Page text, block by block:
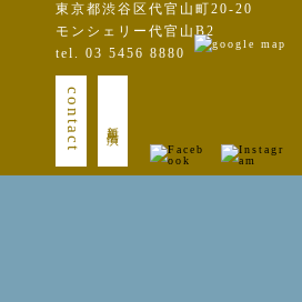
東京都渋谷区代官山町20-20
モンシェリー代官山B2
tel. 03 5456 8880
contact